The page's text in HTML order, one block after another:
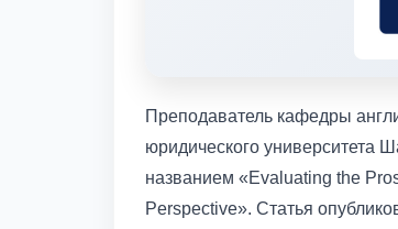
Преподаватель кафедры
юридического университета
названием «Evaluating the
Perspective». Статья